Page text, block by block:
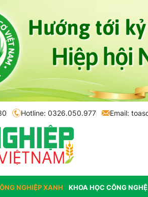
Hotline: 0326.050.977 Email:
NGHIỆP XANH KHOA HỌC CÔNG NGHỆ